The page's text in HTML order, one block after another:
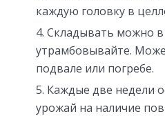
каждую головку в
Складывать можно
утрамбовывайте.
подвале или погребе.
Каждые две недели
урожай на наличие